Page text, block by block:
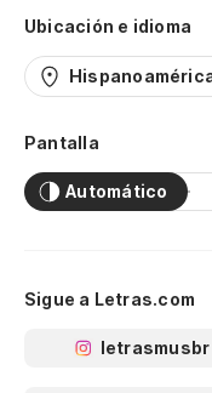
Ubicación e idioma
Pantalla
Automático
Sigue a Letras.com
letrasmusbr